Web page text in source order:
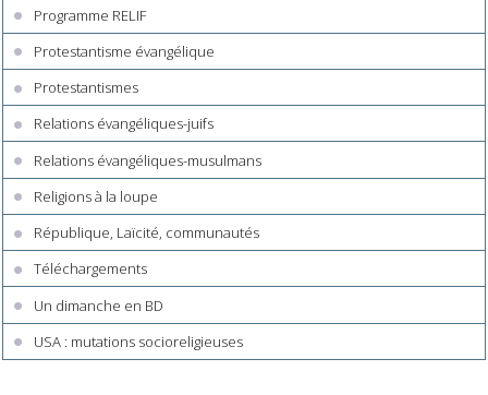
Programme RELIF
Protestantisme évangélique
Protestantismes
Relations évangéliques-juifs
Relations évangéliques-musulmans
Religions à la loupe
République, Laïcité, communautés
Téléchargements
Un dimanche en BD
USA : mutations socioreligieuses